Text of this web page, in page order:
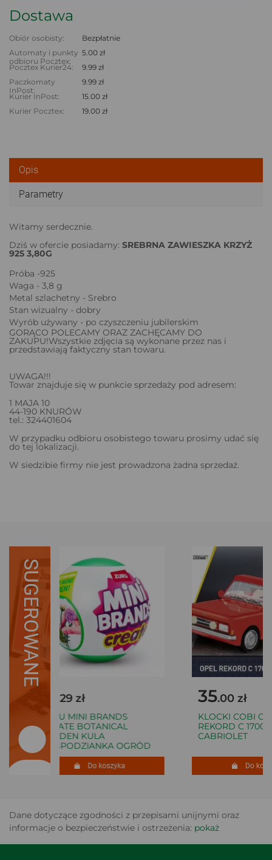
Dostawa
Obiór osobisty:
Bezpłatnie
Automaty i punkty
odbioru Pocztex:
5.00 zł
Pocztex Kurier24:
9.99 zł
Paczkomaty
InPost:
9.99 zł
Kurier InPost:
15.00 zł
Kurier Pocztex:
19.00 zł
Opis
Parametry
Witamy serdecznie.
Dziś w ofercie posiadamy: SREBRNA ZAWIESZKA KRZYŻ
925 3,80G
Próba -925
Waga - 3,8 g
Metal szlachetny - Srebro
Stan wizualny - dobry
Wyrób używany - po czyszczeniu jubilerskim
GORĄCO POLECAMY ORAZ ZACHĘCAMY DO
ZAKUPU!Wszystkie zdjęcia są wykonane przez nas i
przedstawiają faktyczny stan towaru.
UWAGA!!!
Towar znajduje się w punkcie sprzedaży pod adresem:
1 MAJA 10
44-190 KNURÓW
tel.: 324401604
W przypadku odbioru osobistego towaru prosimy udać się
do tej lokalizacji.
W siedzibie firmy nie jest prowadzona żadna sprzedaż.
SUGEROWANE
.29 zł
ZURU MINI BRANDS
CREATE BOTANICAL
GARDEN KULA
NIESPODZIANKA OGRÓD
Do koszyka
35.00 zł
KLOCKI COBI
REKORD C 1700 L
CABRIOLET
Do
Dane dotyczące zgodności z przepisami unijnymi oraz
informacje o bezpieczeństwie i ostrzeżenia: pokaż